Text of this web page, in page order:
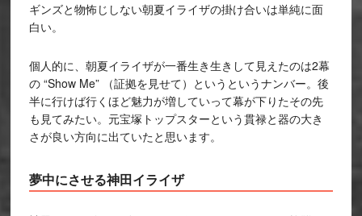
ギンズと物怖じしない朝夏イライザの掛け合いは単純に面
白い。
個人的に、朝夏イライザが一番生き生きして見えたのは2幕
の “Show Me” （証拠を見せて）というというナンバー。後
半に行けば行くほど魅力が増していって幕が下りたその先
も見てみたい。元宝塚トップスターという貫禄と器の大き
さが良い方向に出ていたと思います。
夢中にさせる神田イライザ